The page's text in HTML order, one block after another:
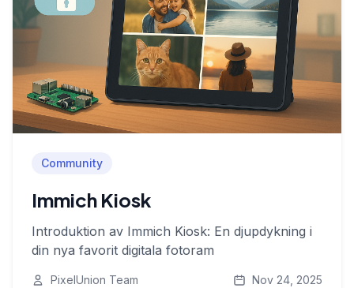
Community
Immich Kiosk
Introduktion av Immich Kiosk: En djupdykning i
din nya favorit digitala fotoram
PixelUnion Team Nov 24, 2025